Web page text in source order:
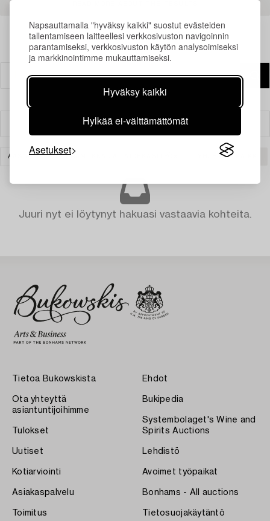
Napsauttamalla "hyväksy kaikki" suostut evästeiden
tallentamiseen laitteellesi verkkosivuston navigoinnin
parantamiseksi, verkkosivuston käytön analysoimiseksi
ja markkinointimme mukauttamiseksi.
Hyväksy kaikki
Hylkää ei-välttämättömät
Asetukset
Suodatin
AASIALAINEN KERAMIIKKA JA TAIDEKÄSITYÖ TYHJENNÄ KAIKKI
Juuri nyt ei löytynyt hakuasi vastaavia kohteita.
Tietoa Bukowskista
Ota yhteyttä
asiantuntijoihimme
Tulokset
Uutiset
Kotiarviointi
Asiakaspalvelu
Toimitus
Ehdot
Bukipedia
Systembolaget's Wine and
Spirits Auctions
Lehdistö
Avoimet työpaikat
Bonhams - All auctions
Tietosuojakäytäntö